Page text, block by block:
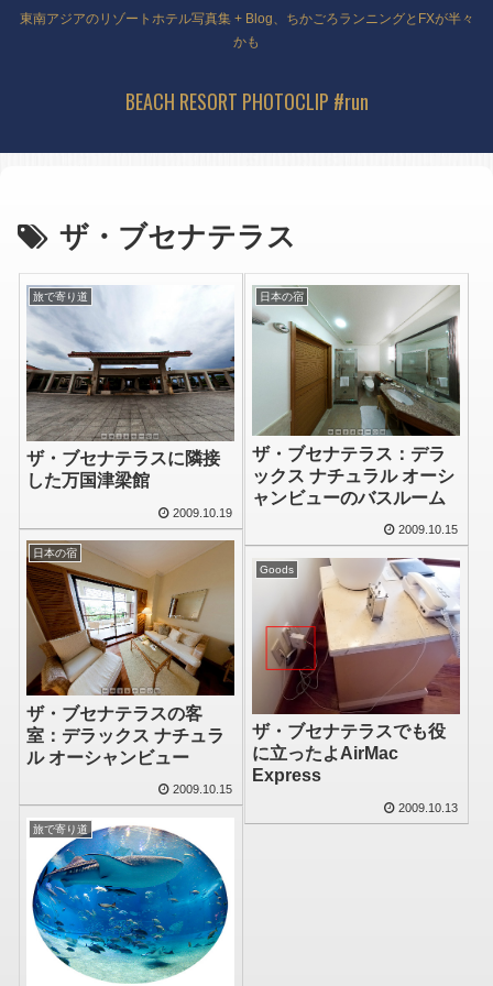
東南アジアのリゾートホテル写真集 + Blog、ちかごろランニングとFXが半々
かも
BEACH RESORT PHOTOCLIP #run
ザ・ブセナテラス
旅で寄り道
ザ・ブセナテラスに隣接
した万国津梁館
2009.10.19
日本の宿
ザ・ブセナテラス：デラ
ックス ナチュラル オーシ
ャンビューのバスルーム
2009.10.15
日本の宿
ザ・ブセナテラスの客
室：デラックス ナチュラ
ル オーシャンビュー
2009.10.15
Goods
ザ・ブセナテラスでも役
に立ったよAirMac
Express
2009.10.13
旅で寄り道